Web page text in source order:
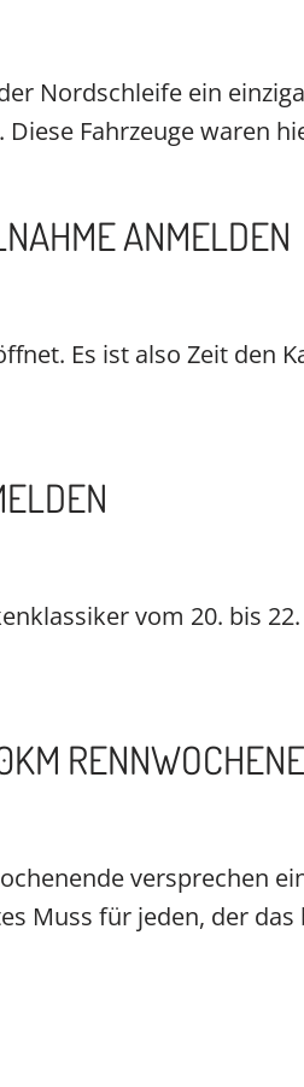
Nordschleife ein
Fahrzeuge waren
ANMELDEN
Es ist also Zeit den
vom 20. bis
versprechen
Muss für jeden, der